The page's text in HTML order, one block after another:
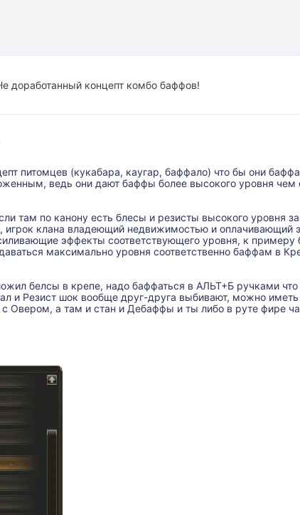
доработанный концепт комбо баффов!
питомцев (кукабара, каугар, баффало) что бы они
ведь они дают баффы более высокого уровня чем
там по канону есть блесы и резисты высокого уровня
игрок клана владеющий недвижимостью и оплачивающий
эффекты соответствующего уровня, к примеру
максимально уровня соответственно баффам в
белсы в крепе, надо баффаться в АЛЬТ+Б ручками
и Резист шок вообще друг-друга выбивают, можно
с Овером, а там и стан и Дебаффы и ты либо в руте фире